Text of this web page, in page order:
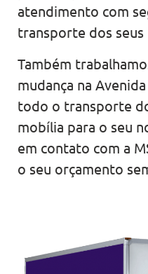
atendimento com
transporte dos seus
Também
mudança na
todo o transporte
mobília para o seu
em contato com a
o seu orçamento